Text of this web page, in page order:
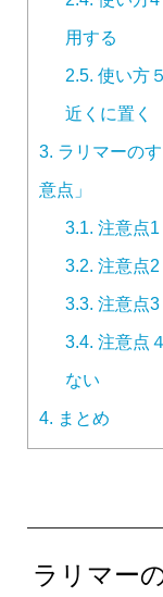
用する
2.5. 使い方
近くに置く
3. ラリマーの
意点」
3.1. 注意点
3.2. 注意点
3.3. 注意点
3.4. 注意点
ない
4. まとめ
ラリマー